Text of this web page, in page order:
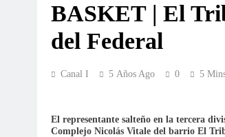
BASKET | El
del Federal
Canal I 5 Años Ago 0 5
El representante salteño en la tercera
Complejo Nicolás Vitale del barrio El